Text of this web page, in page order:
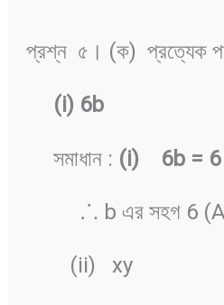
প্রশ্ন ৫। (ক) প্রত্যেক
(i) 6b
সমাধান : (i) 6b = 6
⸫ b এর সহগ 6
(ii) xy